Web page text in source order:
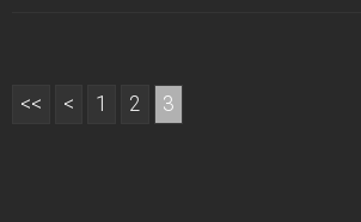
<< < 1 2 3